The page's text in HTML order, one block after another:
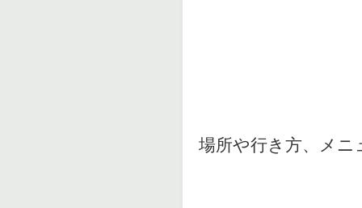
場所や行き方、メニ